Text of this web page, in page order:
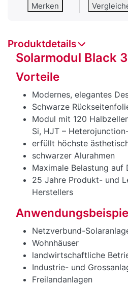
Merken
Produktdetails
Solarmodul Black
Vorteile
Modernes, elegantes
Schwarze
Modul mit 120
Si, HJT –
erfüllt höchste
schwarzer Alurahmen
Maximale Belastung auf
25 Jahre Produkt- und
Herstellers
Netzverbund-
Wohnhäuser
landwirtschaftliche
Industrie- und
Freilandanlagen